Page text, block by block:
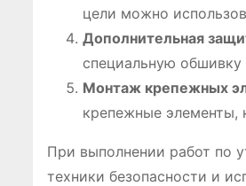
цели можно
Дополнительная
специальную обшивку
Монтаж крепежных
крепежные элементы,
При выполнении работ по
техники безопасности и